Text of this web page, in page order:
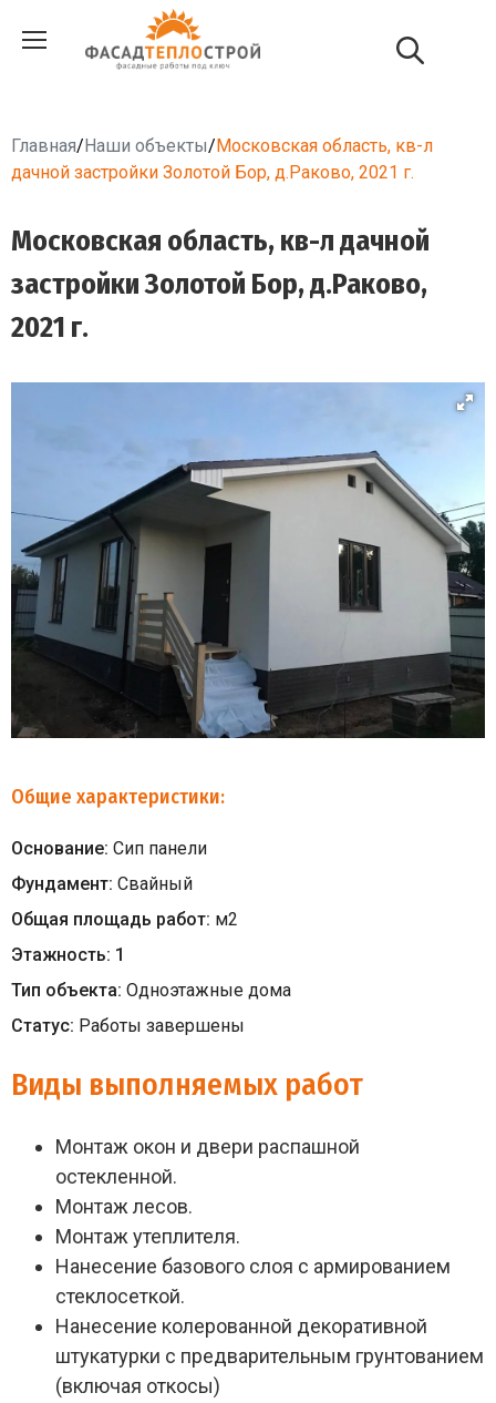
Главная/Наши объекты/Московская область, кв-л
дачной застройки Золотой Бор, д.Раково, 2021 г.
Московская область, кв-л дачной
застройки Золотой Бор, д.Раково,
2021 г.
Общие характеристики:
Основание: Сип панели
Фундамент: Свайный
Общая площадь работ: м2
Этажность: 1
Тип объекта: Одноэтажные дома
Статус: Работы завершены
Виды выполняемых работ
Монтаж окон и двери распашной
остекленной.
Монтаж лесов.
Монтаж утеплителя.
Нанесение базового слоя с армированием
стеклосеткой.
Нанесение колерованной декоративной
штукатурки с предварительным грунтованием
(включая откосы)